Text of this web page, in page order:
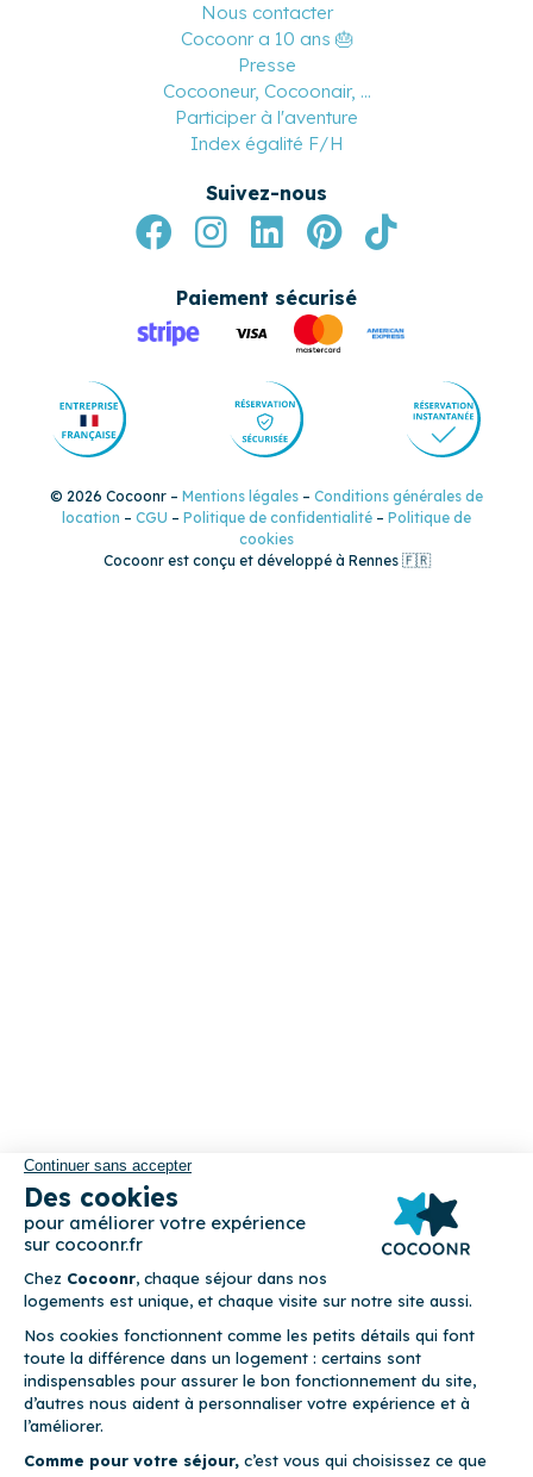
Nous contacter
Cocoonr a 10 ans 🎂
Presse
Cocooneur, Cocoonair, ...
Participer à l'aventure
Index égalité F/H
Suivez-nous
Paiement sécurisé
© 2026 Cocoonr – Mentions légales – Conditions générales de
location – CGU – Politique de confidentialité – Politique de
cookies
Cocoonr est conçu et développé à Rennes 🇫🇷